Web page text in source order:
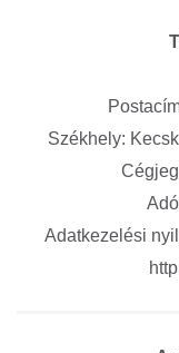
Székhely:
Adatkezelési